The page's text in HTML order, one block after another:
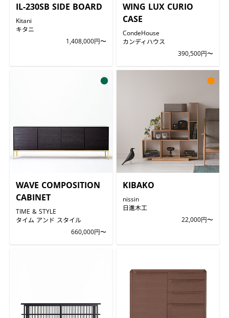
IL-230SB SIDE BOARD
Kitani
キタニ
1,408,000円〜
WING LUX CURIO
CASE
CondeHouse
カンディハウス
390,500円〜
WAVE COMPOSITION
CABINET
TIME & STYLE
タイム アンド スタイル
660,000円〜
●
KIBAKO
nissin
日進木工
22,000円〜
●